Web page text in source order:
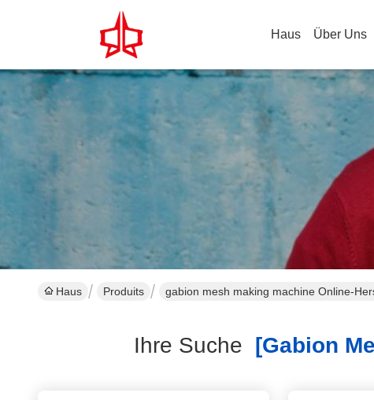
Haus Über Uns
Haus Produits gabion mesh making machine Online-
Ihre Suche [gabion